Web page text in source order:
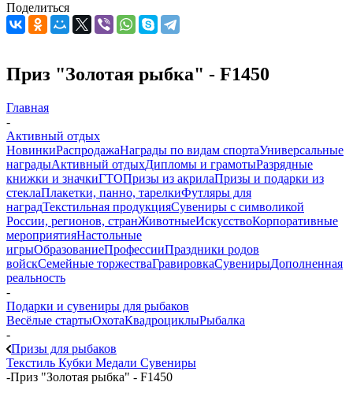
Поделиться
Приз "Золотая рыбка" - F1450
Главная
-
Активный отдых
НовинкиРаспродажаНаграды по видам спортаУниверсальные
наградыАктивный отдыхДипломы и грамотыРазрядные
книжки и значкиГТОПризы из акрилаПризы и подарки из
стеклаПлакетки, панно, тарелкиФутляры для
наградТекстильная продукцияСувениры с символикой
России, регионов, странЖивотныеИскусствоКорпоративные
мероприятияНастольные
игрыОбразованиеПрофессииПраздники родов
войскСемейные торжестваГравировкаСувенирыДополненная
реальность
-
Подарки и сувениры для рыбаков
Весёлые стартыОхотаКвадроциклыРыбалка
-
Призы для рыбаков
Текстиль Кубки Медали Сувениры
-Приз "Золотая рыбка" - F1450